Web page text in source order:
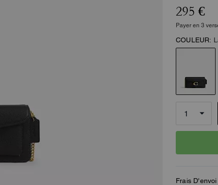
295 €
Payer en 3
COULEUR:
Frais